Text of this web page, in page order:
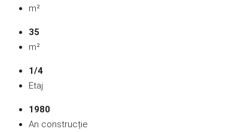
m²
35
m²
1/4
Etaj
1980
An construcție